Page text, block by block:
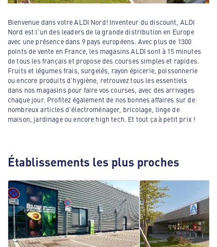
Bienvenue dans votre ALDI Nord! Inventeur du discount, ALDI
Nord est l'un des leaders de la grande distribution en Europe
avec une présence dans 9 pays européens. Avec plus de 1300
points de vente en France, les magasins ALDI sont à 15 minutes
de tous les français et propose des courses simples et rapides.
Fruits et légumes frais, surgelés, rayon épicerie, poissonnerie
ou encore produits d'hygiène, retrouvez tous les essentiels
dans nos magasins pour faire vos courses, avec des arrivages
chaque jour. Profitez également de nos bonnes affaires sur de
nombreux articles d'électroménager, bricolage, linge de
maison, jardinage ou encore high tech. Et tout ça à petit prix !
Établissements les plus proches